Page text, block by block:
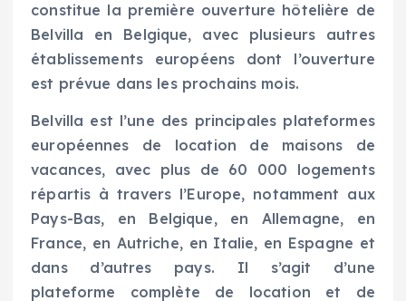
constitue la première ouverture hôtelière de
Belvilla en Belgique, avec plusieurs autres
établissements européens dont l’ouverture
est prévue dans les prochains mois.
Belvilla est l’une des principales plateformes
européennes de location de maisons de
vacances, avec plus de 60 000 logements
répartis à travers l’Europe, notamment aux
Pays-Bas, en Belgique, en Allemagne, en
France, en Autriche, en Italie, en Espagne et
dans d’autres pays. Il s’agit d’une
plateforme complète de location et de